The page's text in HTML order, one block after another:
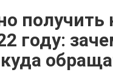
получить
году: